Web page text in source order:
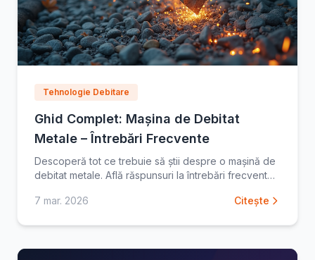
Tehnologie Debitare
Ghid Complet: Mașina de Debitat
Metale – Întrebări Frecvente
Descoperă tot ce trebuie să știi despre o mașină de
debitat metale. Află răspunsuri la întrebări frecvente
7 mar. 2026
Citește